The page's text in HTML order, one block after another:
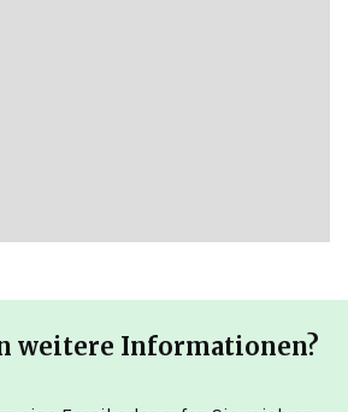
weitere Informationen?